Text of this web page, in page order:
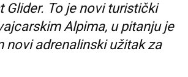
Glider. To je novi turistički
Alpima, u pitanju je
novi adrenalinski užitak za